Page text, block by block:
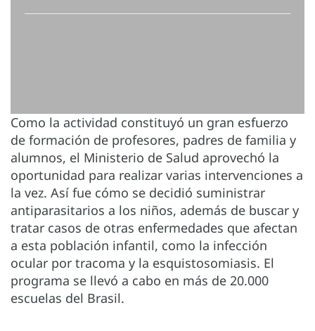
Como la actividad constituyó un gran esfuerzo
de formación de profesores, padres de familia y
alumnos, el Ministerio de Salud aprovechó la
oportunidad para realizar varias intervenciones a
la vez. Así fue cómo se decidió suministrar
antiparasitarios a los niños, además de buscar y
tratar casos de otras enfermedades que afectan
a esta población infantil, como la infección
ocular por tracoma y la esquistosomiasis. El
programa se llevó a cabo en más de 20.000
escuelas del Brasil.